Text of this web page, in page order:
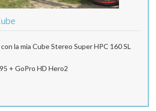
la mia Cube Stereo Super HPC 160 SL
+ GoPro HD Hero2